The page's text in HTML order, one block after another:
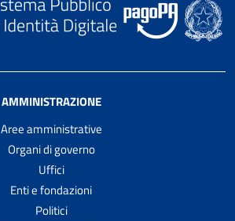
AMMINISTRAZIONE
Aree amministrative
Organi di governo
Uffici
Enti e fondazioni
Politici